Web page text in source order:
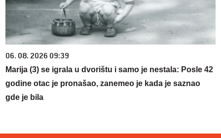
06. 08. 2026 09:39
Marija (3) se igrala u dvorištu i samo je nestala: Posle 42
godine otac je pronašao, zanemeo je kada je saznao
gde je bila